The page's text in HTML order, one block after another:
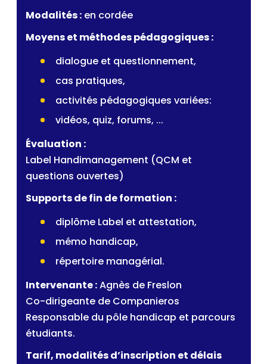
Modalités :en cordée
Moyens et méthodes pédagogiques :
dialogue et questionnement,
cas pratiques,
activités pédagogiques variées:
vidéos, quiz, forums, ...
Évaluation :
Label Handimanagement (QCM et
questions ouvertes)
Supports de fin de formation :
diplôme Label et attestation,
mémo handicap,
répertoire managérial.
Intervenante :Agnès de Freslon
Co-dirigeante de Companieros
Responsable du pôle handicap et parcours
étudiants.
Tarif, modalités d’inscription et délais